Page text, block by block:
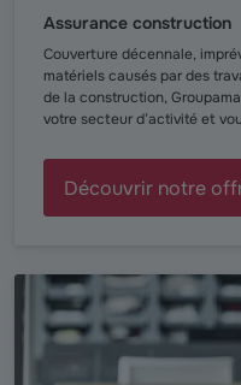
Assurance construction
Couverture décennale,
matériels causés par des
de la construction,
votre secteur d’activité et
Découvrir notre